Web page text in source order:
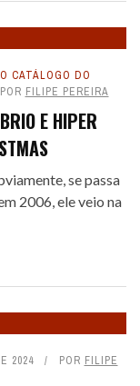
CATÁLOGO DO
POR FILIPE PEREIRA
E HIPER
se passa
2006, ele veio na
2024 POR FILIPE